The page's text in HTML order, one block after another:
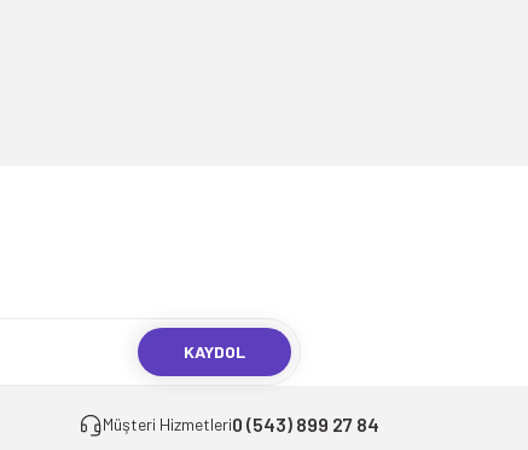
KAYDOL
Müşteri Hizmetleri0 (543) 899 27 84